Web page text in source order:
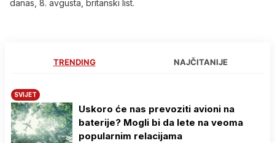
danas, 8. avgusta, britanski list.
TRENDING NAJČITANIJE
SVIJET
Uskoro će nas prevoziti avioni na
baterije? Mogli bi da lete na veoma
popularnim relacijama